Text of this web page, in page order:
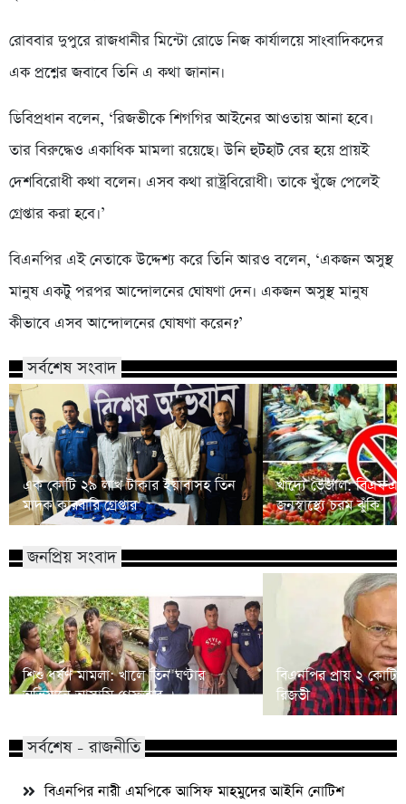
রোববার দুপুরে রাজধানীর মিন্টো রোডে নিজ কার্যালয়ে সাংবাদিকদের
এক প্রশ্নের জবাবে তিনি এ কথা জানান।
ডিবিপ্রধান বলেন, ‘রিজভীকে শিগগির আইনের আওতায় আনা হবে।
তার বিরুদ্ধেও একাধিক মামলা রয়েছে। উনি হুটহাট বের হয়ে প্রায়ই
দেশবিরোধী কথা বলেন। এসব কথা রাষ্ট্রবিরোধী। তাকে খুঁজে পেলেই
গ্রেপ্তার করা হবে।’
বিএনপির এই নেতাকে উদ্দেশ্য করে তিনি আরও বলেন, ‘একজন অসুস্থ
মানুষ একটু পরপর আন্দোলনের ঘোষণা দেন। একজন অসুস্থ মানুষ
কীভাবে এসব আন্দোলনের ঘোষণা করেন?’
সর্বশেষ সংবাদ
এক কোটি ২৯ লাখ টাকার ইয়াবাসহ তিন
মাদক কারবারি গ্রেপ্তার
খাদ্যে ভেজাল:
জনস্বাস্থ্যে চরম ঝুঁকি
জনপ্রিয় সংবাদ
শিশু ধর্ষণ মামলা: খালে তিন ঘণ্টার
অভিযানে আসামি গ্রেফতার
বিএনপির প্রায় ২ কোটি
রিজভী
সর্বশেষ - রাজনীতি
বিএনপির নারী এমপিকে আসিফ মাহমুদের আইনি নোটিশ